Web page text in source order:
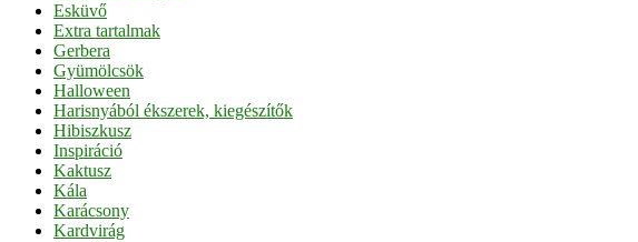
Esküvő
Extra tartalmak
Gerbera
Gyümölcsök
Halloween
Harisnyából ékszerek, kiegészítők
Hibiszkusz
Inspiráció
Kaktusz
Kála
Karácsony
Kardvirág